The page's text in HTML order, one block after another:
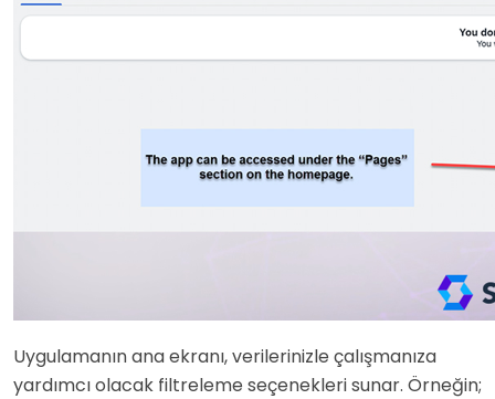
Uygulamanın ana ekranı, verilerinizle çalışmanıza
yardımcı olacak filtreleme seçenekleri sunar. Örneğin;